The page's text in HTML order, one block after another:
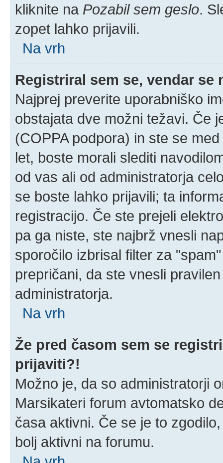
kliknite na Pozabil sem geslo.
zopet lahko prijavili.
Na vrh
Registriral sem se, vendar se
Najprej preverite uporabniško
obstajata dve možni težavi. Če
(COPPA podpora) in ste se
let, boste morali slediti
od vas ali od administratorja
se boste lahko prijavili; ta
registracijo. Če ste prejeli
pa ga niste, ste najbrž vnesli
sporočilo izbrisal filter za
prepričani, da ste vnesli
administratorja.
Na vrh
Že pred časom sem se
prijaviti?!
Možno je, da so administratorji
Marsikateri forum avtomatsko
časa aktivni. Če se je to
bolj aktivni na forumu.